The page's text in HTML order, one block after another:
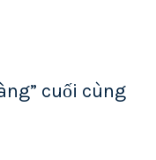
cuối cùng